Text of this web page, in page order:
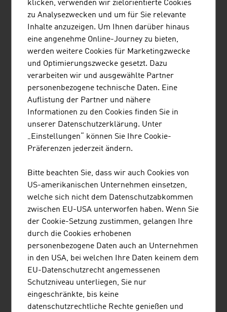
Standort Österreich
Zahlen und Fakten
Firmengründung
Förderungen
Finanzierung
Steuern
Forschung und Entwicklung
Arbeit und Beruf
klicken, verwenden wir zielorientierte Cookies
zu Analysezwecken und um für Sie relevante
Inhalte anzuzeigen. Um Ihnen darüber hinaus
eine angenehme Online-Journey zu bieten,
werden weitere Cookies für Marketingzwecke
und Optimierungszwecke gesetzt. Dazu
verarbeiten wir und ausgewählte Partner
personenbezogene technische Daten. Eine
Auflistung der Partner und nähere
Informationen zu den Cookies finden Sie in
unserer Datenschutzerklärung. Unter
„Einstellungen“ können Sie Ihre Cookie-
Präferenzen jederzeit ändern.
Bitte beachten Sie, dass wir auch Cookies von
US-amerikanischen Unternehmen einsetzen,
welche sich nicht dem Datenschutzabkommen
zwischen EU-USA unterworfen haben. Wenn Sie
der Cookie-Setzung zustimmen, gelangen Ihre
durch die Cookies erhobenen
personenbezogene Daten auch an Unternehmen
in den USA, bei welchen Ihre Daten keinem dem
EU-Datenschutzrecht angemessenen
Schutzniveau unterliegen, Sie nur
eingeschränkte, bis keine
datenschutzrechtliche Rechte genießen und